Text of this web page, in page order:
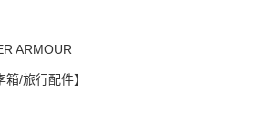
ARMOUR
箱/旅行配件】